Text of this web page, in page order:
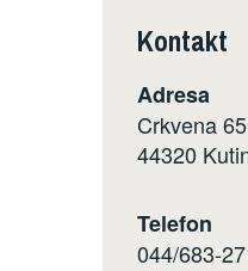
Kontakt
Adresa
Crkvena 65
44320
Telefon
044/683-